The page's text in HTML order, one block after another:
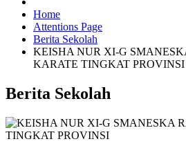
Home
Attentions Page
Berita Sekolah
KEISHA NUR XI-G
KARATE TINGKAT PROVINSI
Berita Sekolah